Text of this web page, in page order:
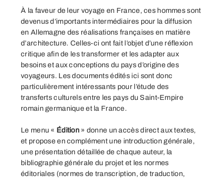
À la faveur de leur voyage en France, ces hommes sont
devenus d’importants intermédiaires pour la diffusion
en Allemagne des réalisations françaises en matière
d’architecture. Celles-ci ont fait l’objet d’une réflexion
critique afin de les transformer et les adapter aux
besoins et aux conceptions du pays d’origine des
voyageurs. Les documents édités ici sont donc
particulièrement intéressants pour l’étude des
transferts culturels entre les pays du Saint-Empire
romain germanique et la France.
Le menu « Édition » donne un accès direct aux textes,
et propose en complément une introduction générale,
une présentation détaillée de chaque auteur, la
bibliographie générale du projet et les normes
éditoriales (normes de transcription, de traduction,